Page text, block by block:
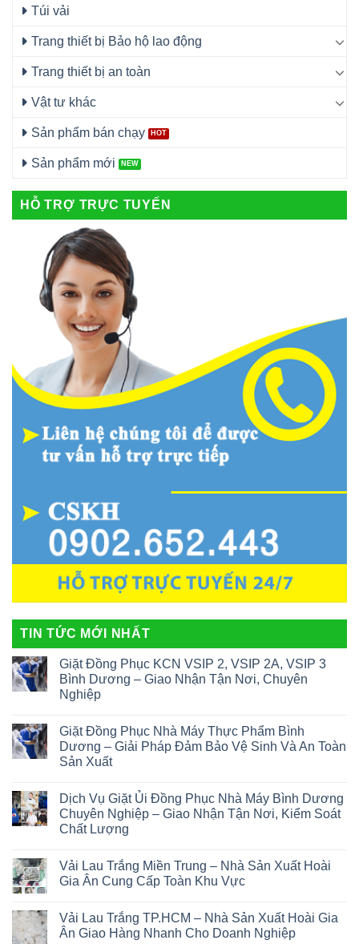
Túi vải
Trang thiết bị Bảo hộ lao động
Trang thiết bị an toàn
Vật tư khác
Sản phẩm bán chạy
Sản phẩm mới
HỖ TRỢ TRỰC TUYẾN
TIN TỨC MỚI NHẤT
Giặt Đồng Phục KCN VSIP 2, VSIP 2A, VSIP 3
Bình Dương – Giao Nhận Tận Nơi, Chuyên
Nghiệp
Giặt Đồng Phục Nhà Máy Thực Phẩm Bình
Dương – Giải Pháp Đảm Bảo Vệ Sinh Và An Toàn
Sản Xuất
Dịch Vụ Giặt Ủi Đồng Phục Nhà Máy Bình Dương
Chuyên Nghiệp – Giao Nhận Tận Nơi, Kiểm Soát
Chất Lượng
Vải Lau Trắng Miền Trung – Nhà Sản Xuất Hoài
Gia Ân Cung Cấp Toàn Khu Vực
Vải Lau Trắng TP.HCM – Nhà Sản Xuất Hoài Gia
Ân Giao Hàng Nhanh Cho Doanh Nghiệp